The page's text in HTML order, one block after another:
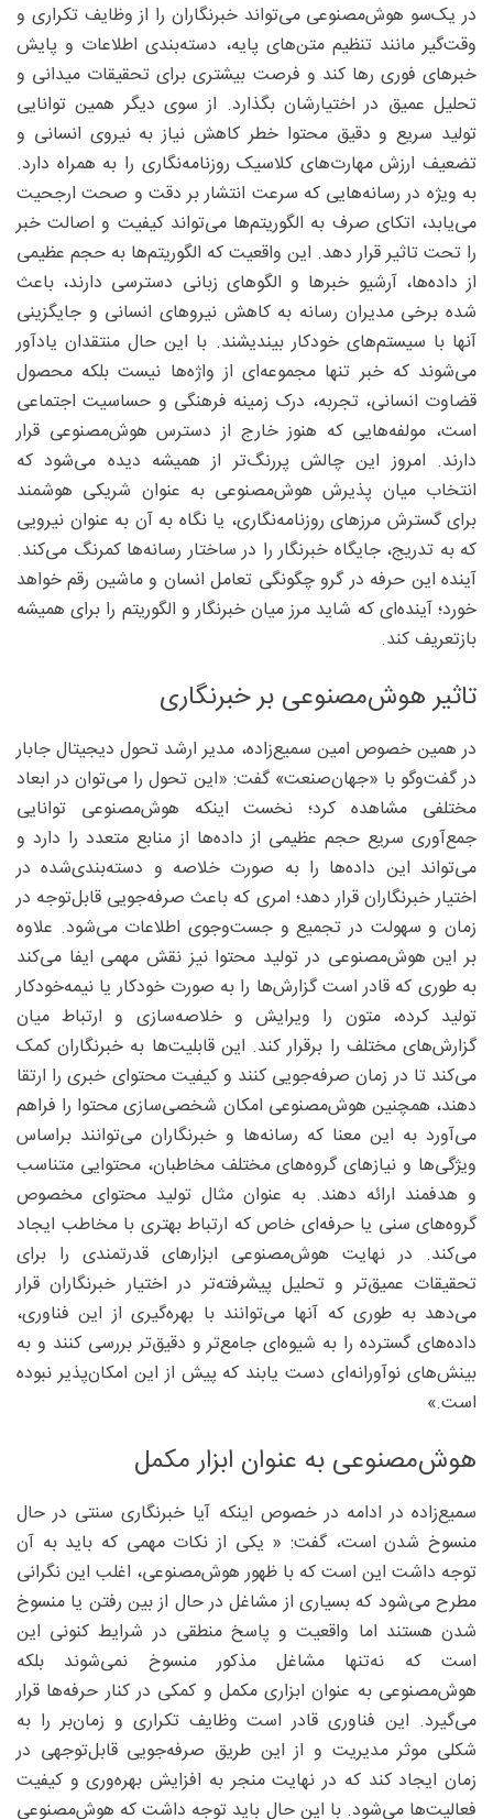
در یک‌سو هوش‌مصنوعی می‌تواند خبرنگاران را از وظایف تکراری و
وقت‌گیر مانند تنظیم متن‌های پایه، دسته‌بندی اطلاعات و پایش
خبرهای فوری رها کند و فرصت بیشتری برای تحقیقات میدانی و
تحلیل عمیق در اختیارشان بگذارد. از سوی دیگر همین توانایی
تولید سریع و دقیق محتوا خطر کاهش نیاز به نیروی انسانی و
تضعیف ارزش مهارت‌های کلاسیک روزنامه‌نگاری را به همراه دارد.
به ویژه در رسانه‌هایی که سرعت انتشار بر دقت و صحت ارجحیت
می‌یابد، اتکای صرف به الگوریتم‌ها می‌تواند کیفیت و اصالت خبر
را تحت تاثیر قرار دهد. این واقعیت که الگوریتم‌ها به حجم عظیمی
از داده‌ها، آرشیو خبرها و الگوهای زبانی دسترسی دارند، باعث
شده برخی مدیران رسانه به کاهش نیروهای انسانی و جایگزینی
آنها با سیستم‌های خودکار بیندیشند. با این حال منتقدان یادآور
می‌شوند که خبر تنها مجموعه‌ای از واژه‌ها نیست بلکه محصول
قضاوت انسانی، تجربه، درک زمینه فرهنگی و حساسیت اجتماعی
است، مولفه‌هایی که هنوز خارج از دسترس هوش‌مصنوعی قرار
دارند. امروز این چالش پررنگ‌تر از همیشه دیده می‌شود که
انتخاب میان پذیرش هوش‌مصنوعی به عنوان شریکی هوشمند
برای گسترش مرزهای روزنامه‌نگاری، یا نگاه به آن به عنوان نیرویی
که به تدریج، جایگاه خبرنگار را در ساختار رسانه‌ها کمرنگ می‌کند.
آینده این حرفه در گرو چگونگی تعامل انسان و ماشین رقم خواهد
خورد؛ آینده‌ای که شاید مرز میان خبرنگار و الگوریتم را برای همیشه
بازتعریف کند.
تاثیر هوش‌مصنوعی بر خبرنگاری
در همین خصوص امین سمیع‌زاده، مدیر ارشد تحول دیجیتال جابار
در گفت‌و‌گو با «جهان‌صنعت» گفت: «این تحول را می‌توان در ابعاد
مختلفی مشاهده کرد؛ نخست اینکه هوش‌مصنوعی توانایی
جمع‌آوری سریع حجم عظیمی از داده‌ها از منابع متعدد را دارد و
می‌تواند این داده‌ها را به صورت خلاصه و دسته‌بندی‌شده در
اختیار خبرنگاران قرار دهد؛ امری که باعث صرفه‌جویی قابل‌توجه در
زمان و سهولت در تجمیع و جست‌وجوی اطلاعات می‌شود. علاوه
بر این هوش‌مصنوعی در تولید محتوا نیز نقش مهمی ایفا می‌کند
به طوری که قادر است گزارش‌ها را به صورت خودکار یا نیمه‌خودکار
تولید کرده، متون را ویرایش و خلاصه‌سازی و ارتباط میان
گزارش‌های مختلف را برقرار کند. این قابلیت‌ها به خبرنگاران کمک
می‌کند تا در زمان صرفه‌جویی کنند و کیفیت محتوای خبری را ارتقا
دهند، همچنین هوش‌مصنوعی امکان شخصی‌سازی محتوا را فراهم
می‌آورد به این معنا که رسانه‌ها و خبرنگاران می‌توانند براساس
ویژگی‌ها و نیازهای گروه‌های مختلف مخاطبان، محتوایی متناسب
و هدفمند ارائه دهند. به عنوان مثال تولید محتوای مخصوص
گروه‌های سنی یا حرفه‌ای خاص که ارتباط بهتری با مخاطب ایجاد
می‌کند. در نهایت هوش‌مصنوعی ابزارهای قدرتمندی را برای
تحقیقات عمیق‌تر و تحلیل پیشرفته‌تر در اختیار خبرنگاران قرار
می‌دهد به طوری که آنها می‌توانند با بهره‌گیری از این فناوری،
داده‌های گسترده را به شیوه‌ای جامع‌تر و دقیق‌تر بررسی کنند و به
بینش‌های نوآورانه‌ای دست یابند که پیش از این امکان‌پذیر نبوده
است.»
هوش‌مصنوعی به عنوان ابزار مکمل
سمیع‌زاده در ادامه در خصوص اینکه آیا خبرنگاری سنتی در حال
منسوخ شدن است، گفت: « یکی از نکات مهمی که باید به آن
توجه داشت این است که با ظهور هوش‌مصنوعی، اغلب این نگرانی
مطرح می‌شود که بسیاری از مشاغل در حال از بین رفتن یا منسوخ
شدن هستند اما واقعیت و پاسخ منطقی در شرایط کنونی این
است که نه‌تنها مشاغل مذکور منسوخ نمی‌شوند بلکه
هوش‌مصنوعی به عنوان ابزاری مکمل و کمکی در کنار حرفه‌ها قرار
می‌گیرد. این فناوری قادر است وظایف تکراری و زمان‌بر را به
شکلی موثر مدیریت و از این طریق صرفه‌جویی قابل‌توجهی در
زمان ایجاد کند که در نهایت منجر به افزایش بهره‌وری و کیفیت
فعالیت‌ها می‌شود. با این حال باید توجه داشت که هوش‌مصنوعی